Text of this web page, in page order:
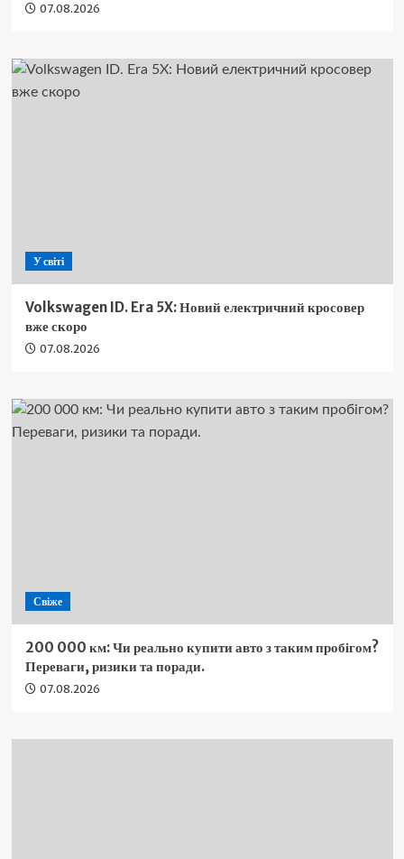
07.08.2026
У світі
Volkswagen ID. Era 5X: Новий електричний кросовер
вже скоро
07.08.2026
Свіже
200 000 км: Чи реально купити авто з таким пробігом?
Переваги, ризики та поради.
07.08.2026